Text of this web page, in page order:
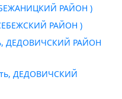
БЕЖАНИЦКИЙ РАЙОН )
РАЙОН )
ДЕДОВИЧСКИЙ РАЙОН
ДЕДОВИЧСКИЙ